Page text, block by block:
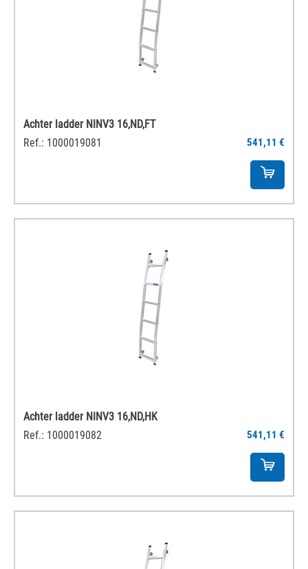
Achter ladder NINV3 16,ND,FT
Ref.: 1000019081
541,11 €
Achter ladder NINV3 16,ND,HK
Ref.: 1000019082
541,11 €